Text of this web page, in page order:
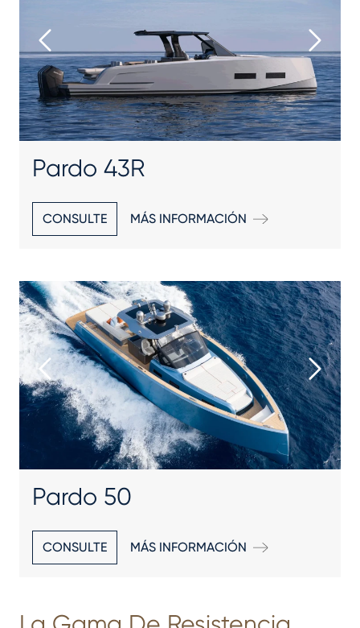
Pardo 43R
CONSULTE MÁS INFORMACIÓN
Pardo 50
CONSULTE MÁS INFORMACIÓN